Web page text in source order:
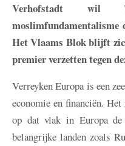
Verhofstadt wil
moslimfundamentalisme
Het Vlaams Blok blijft
premier verzetten tegen
VerreykenEuropa is een
economie en financiën.
op dat vlak in Europa de
belangrijke landen zoals